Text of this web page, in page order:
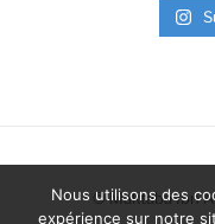
©Maktaba Ibn
Nous utilisons des
expérience sur notre